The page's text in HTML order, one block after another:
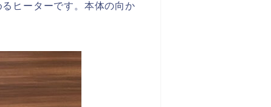
ヒーターです。本体の向か